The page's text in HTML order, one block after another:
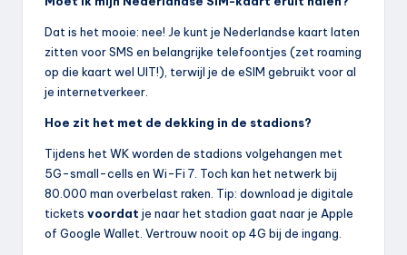
Dat is het mooie: nee! Je kunt je Nederlandse kaart laten
zitten voor SMS en belangrijke telefoontjes (zet roaming
op die kaart wel UIT!), terwijl je de eSIM gebruikt voor al
je internetverkeer.
Hoe zit het met de dekking in de stadions?
Tijdens het WK worden de stadions volgehangen met
5G-small-cells en Wi-Fi 7. Toch kan het netwerk bij
80.000 man overbelast raken. Tip: download je digitale
tickets voordat je naar het stadion gaat naar je Apple
of Google Wallet. Vertrouw nooit op 4G bij de ingang.